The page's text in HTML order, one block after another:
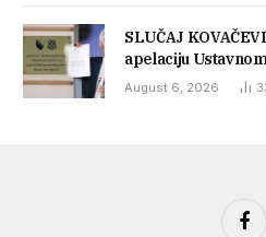
SLUČAJ
apelaciju
August 6, 2026